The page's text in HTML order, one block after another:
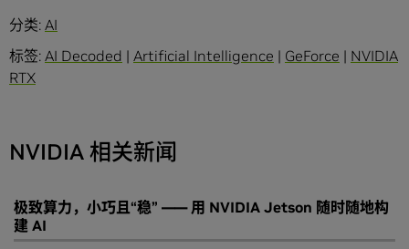
分类: AI
标签: AI Decoded | Artificial Intelligence | GeForce | NVIDIA
RTX
NVIDIA 相关新闻
极致算力，小巧且“稳” —— 用 NVIDIA Jetson 随时随地构
建 AI